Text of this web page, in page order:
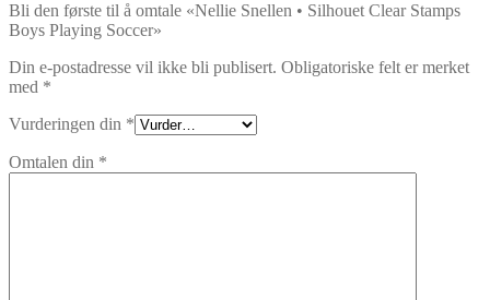
Bli den første til å omtale «Nellie Snellen • Silhouet Clear Stamps
Boys Playing Soccer»
Din e-postadresse vil ikke bli publisert. Obligatoriske felt er merket
med *
Vurderingen din *
Omtalen din *